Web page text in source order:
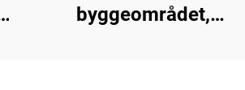
byggeområdet,